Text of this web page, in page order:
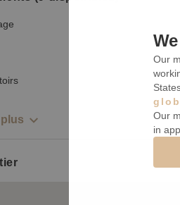
Our
Our
in